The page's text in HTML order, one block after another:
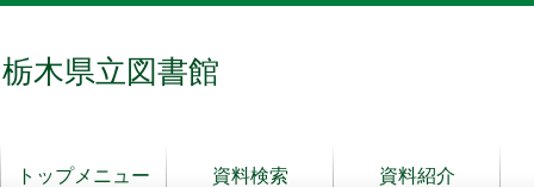
栃木県立図書館
トップメニュー 資料検索 資料紹介